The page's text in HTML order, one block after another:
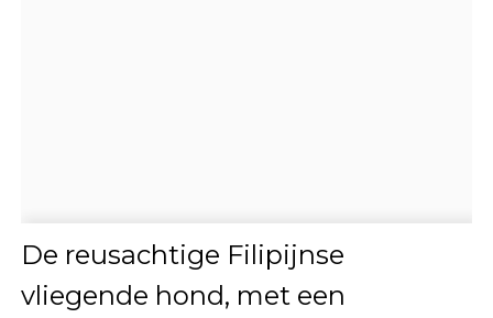
De reusachtige Filipijnse
vliegende hond, met een